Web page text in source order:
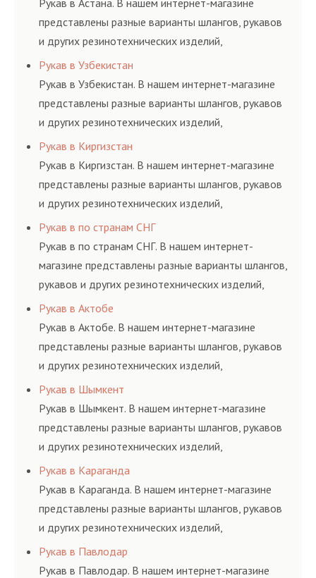
Рукав в Астана. В нашем интернет-магазине
представлены разные варианты шлангов, рукавов
и других резинотехнических изделий,
соответствующих ГОСТам, техническим условиям
и нормативам.
Рукав в Узбекистан
Рукав в Узбекистан. В нашем интернет-магазине
представлены разные варианты шлангов, рукавов
и других резинотехнических изделий,
соответствующих ГОСТам, техническим условиям
и нормативам.
Рукав в Киргизстан
Рукав в Киргизстан. В нашем интернет-магазине
представлены разные варианты шлангов, рукавов
и других резинотехнических изделий,
соответствующих ГОСТам, техническим условиям
и нормативам.
Рукав в по странам СНГ
Рукав в по странам СНГ. В нашем интернет-
магазине представлены разные варианты шлангов,
рукавов и других резинотехнических изделий,
соответствующих ГОСТам, техническим условиям
и нормативам.
Рукав в Актобе
Рукав в Актобе. В нашем интернет-магазине
представлены разные варианты шлангов, рукавов
и других резинотехнических изделий,
соответствующих ГОСТам, техническим условиям
и нормативам.
Рукав в Шымкент
Рукав в Шымкент. В нашем интернет-магазине
представлены разные варианты шлангов, рукавов
и других резинотехнических изделий,
соответствующих ГОСТам, техническим условиям
и нормативам.
Рукав в Караганда
Рукав в Караганда. В нашем интернет-магазине
представлены разные варианты шлангов, рукавов
и других резинотехнических изделий,
соответствующих ГОСТам, техническим условиям
и нормативам.
Рукав в Павлодар
Рукав в Павлодар. В нашем интернет-магазине